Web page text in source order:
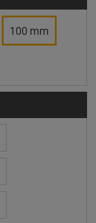
100 mm